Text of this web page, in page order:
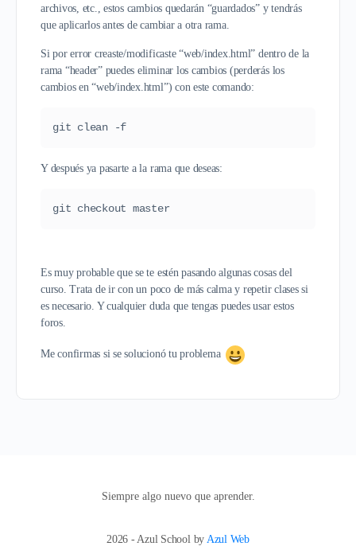
archivos, etc., estos cambios quedarán “guardados” y tendrás
que aplicarlos antes de cambiar a otra rama.
Si por error creaste/modificaste “web/index.html” dentro de la
rama “header” puedes eliminar los cambios (perderás los
cambios en “web/index.html”) con este comando:
git clean -f
Y después ya pasarte a la rama que deseas:
git checkout master
Es muy probable que se te estén pasando algunas cosas del
curso. Trata de ir con un poco de más calma y repetir clases si
es necesario. Y cualquier duda que tengas puedes usar estos
foros.
Me confirmas si se solucionó tu problema
Siempre algo nuevo que aprender.
2026 - Azul School by Azul Web